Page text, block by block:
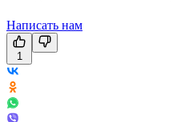
Написать нам
1